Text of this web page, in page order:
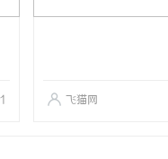
飞猫网